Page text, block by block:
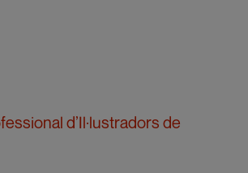
d’Il·lustradors de